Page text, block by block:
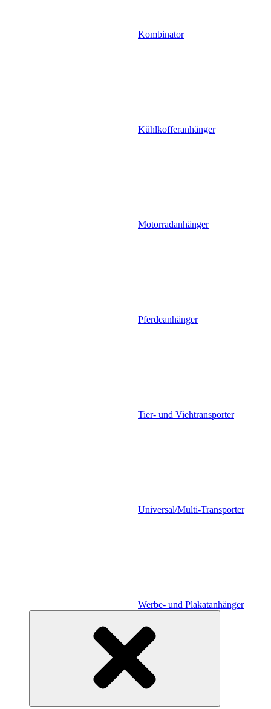
Kombinator
Kühlkofferanhänger
Motorradanhänger
Pferdeanhänger
Tier- und Viehtransporter
Universal/Multi-Transporter
Werbe- und Plakatanhänger